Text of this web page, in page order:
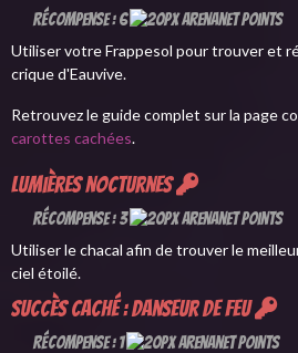
Récompense : 6
Utiliser votre Frappesol pour trouver et
crique d'Eauvive.
Retrouvez le guide complet sur la page
carottes cachées.
Lumières nocturnes
Récompense : 3
Utiliser le chacal afin de trouver le
ciel étoilé.
Succès caché : Danseur de feu
Récompense : 1